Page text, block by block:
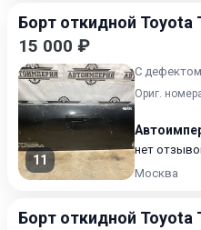
Борт откидной Toyota
15 000 ₽
11
С
Ориг.
нет
Москва
Борт откидной Toyota